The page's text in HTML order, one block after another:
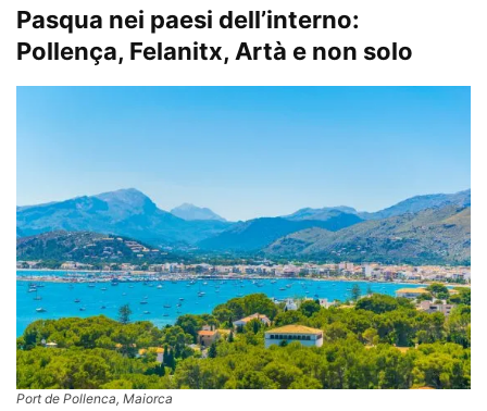
Pasqua nei paesi dell’interno:
Pollença, Felanitx, Artà e non solo
Port de Pollenca, Maiorca